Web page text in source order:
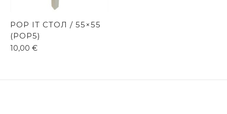
POP IT СТОЛ / 55×55
(POP5)
10,00 €